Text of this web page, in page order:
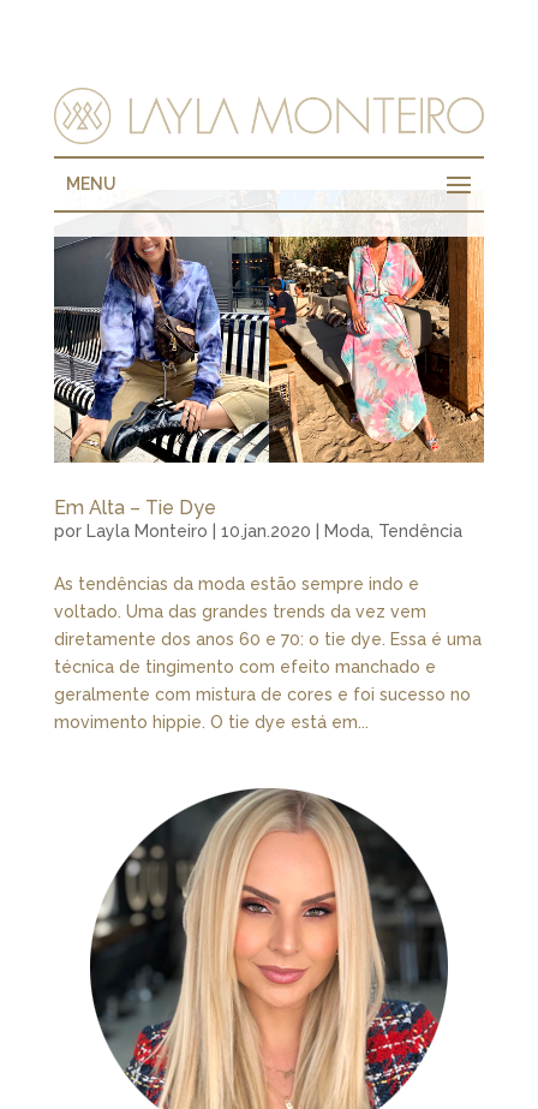
MENU
Em Alta – Tie Dye
por Layla Monteiro 10.jan.2020 Moda, Tendência
As tendências da moda estão sempre indo e
voltado. Uma das grandes trends da vez vem
diretamente dos anos 60 e 70: o tie dye. Essa é uma
técnica de tingimento com efeito manchado e
geralmente com mistura de cores e foi sucesso no
movimento hippie. O tie dye está em...